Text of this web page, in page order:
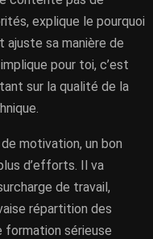
explique le pourquoi
sa manière de
pour toi, c’est
sur la qualité de la
motivation, un bon
d’efforts. Il va
de travail,
répartition des
formation sérieuse